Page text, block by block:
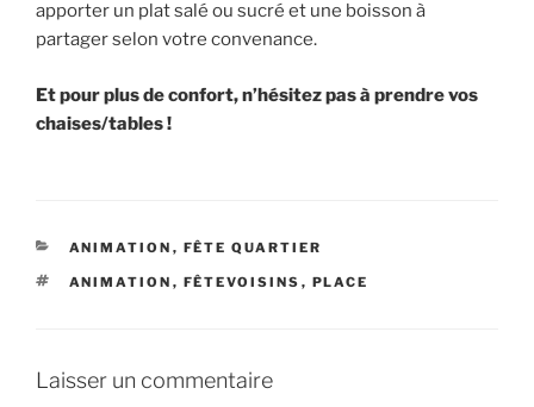
apporter un plat salé ou sucré et une boisson à
partager selon votre convenance.
Et pour plus de confort, n’hésitez pas à prendre vos
chaises/tables !
CATÉGORIES
ANIMATION , FÊTE QUARTIER
ÉTIQUETTES
ANIMATION , FÊTEVOISINS , PLACE
Laisser un commentaire